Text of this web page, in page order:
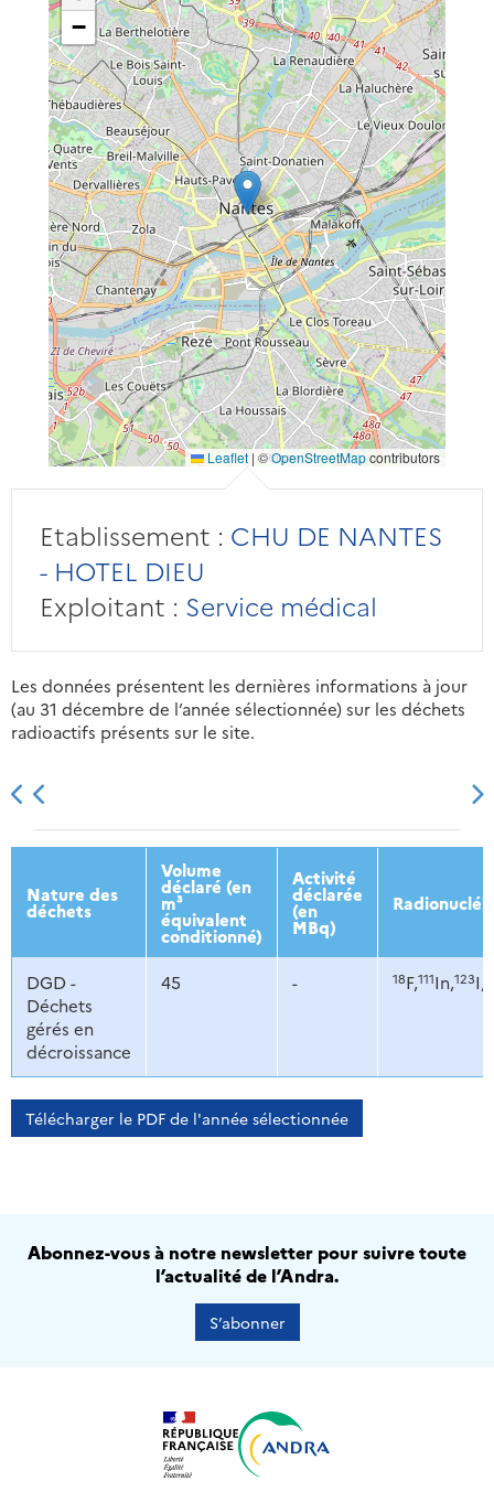
−
Leaflet | ©OpenStreetMapcontributors
Etablissement : CHU DE NANTES
- HOTEL DIEU
Exploitant : Service médical
Les données présentent les dernières informations à jour
(au 31 décembre de l’année sélectionnée) sur les déchets
radioactifs présents sur le site.
2013 2014 2015 2016
Nature des
déchets
Volume
déclaré (en
m³
équivalent
conditionné)
Activité
déclarée
(en
MBq)
DGD -
Déchets
gérés en
décroissance
45 - 18F,111In,123I,
Télécharger le PDF de l'année sélectionnée
Abonnez-vous à notre newsletter pour suivre toute
l’actualité de l’Andra.
S’abonner